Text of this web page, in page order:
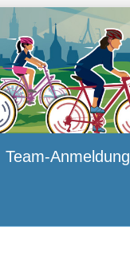
Team-Anmeldung